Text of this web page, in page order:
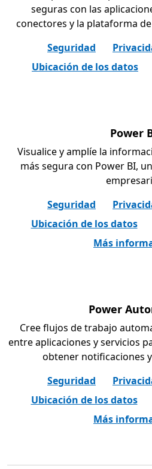
seguras con las
conectores y la plataforma
Seguridad
Ubicación de los datos
Power
Visualice y amplíe la
más segura con Power BI,
Seguridad
Ubicación de los datos
Más
Power
Cree flujos de trabajo
entre aplicaciones y servicios
obtener notificaciones
Seguridad
Ubicación de los datos
Más